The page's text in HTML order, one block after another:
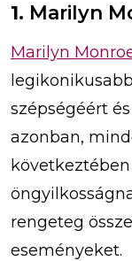
1. Marilyn
Marilyn
szépségéért
azonban,
rengeteg
eseményeket.